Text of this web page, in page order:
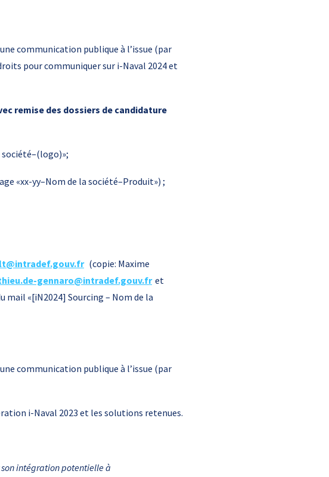
communication publique à l’issue (par
pour communiquer sur i-Naval 2024 et
remise des dossiers de candidature
société–(logo)»;
«xx-yy–Nom de la société–Produit») ;
(copie: Maxime
gennaro@intradef.gouv.fr et
mail «[iN2024] Sourcing – Nom de la
communication publique à l’issue (par
i-Naval 2023 et les solutions retenues.
son intégration potentielle à